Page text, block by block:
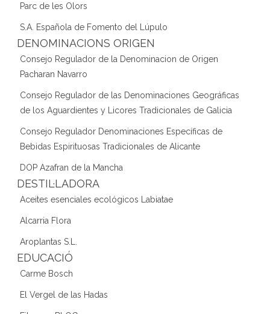
Parc de les Olors
S.A. Española de Fomento del Lúpulo
DENOMINACIONS ORIGEN
Consejo Regulador de la Denominacion de Origen
Pacharan Navarro
Consejo Regulador de las Denominaciones Geográficas
de los Aguardientes y Licores Tradicionales de Galicia
Consejo Regulador Denominaciones Específicas de
Bebidas Espirituosas Tradicionales de Alicante
DOP Azafran de la Mancha
DESTIL·LADORA
Aceites esenciales ecológicos Labiatae
Alcarria Flora
Aroplantas S.L.
EDUCACIÓ
Carme Bosch
El Vergel de las Hadas